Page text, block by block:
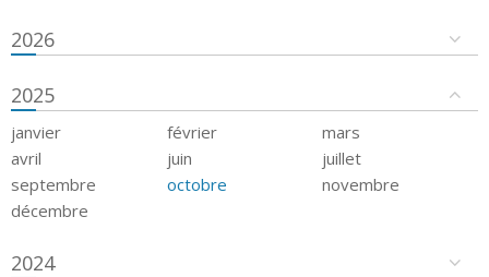
2026
2025
janvier février
mars
avril
juin
juillet
septembre
octobre
novembre
décembre
2024